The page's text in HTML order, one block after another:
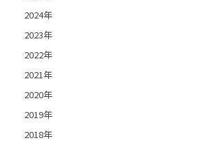
2024年
2023年
2022年
2021年
2020年
2019年
2018年